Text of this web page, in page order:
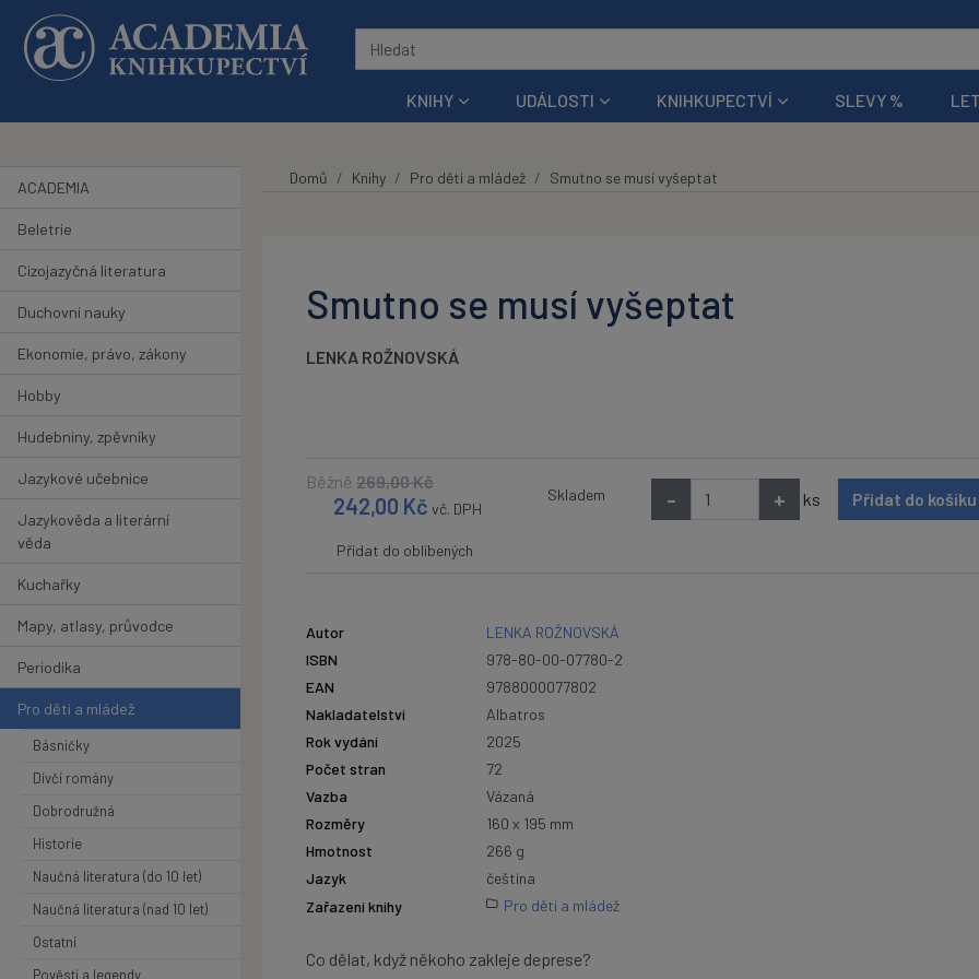
Přeskočit na hlavní obsah
KNIHY UDÁLOSTI KNIHKUPECTVÍ SLEVY %
ACADEMIA
Beletrie
Cizojazyčná literatura
Duchovní nauky
Ekonomie, právo, zákony
Hobby
Hudebniny, zpěvníky
Jazykové učebnice
Jazykověda a literární
věda
Kuchařky
Mapy, atlasy, průvodce
Periodika
Pro děti a mládež
Básničky
Dívčí romány
Dobrodružná
Historie
Naučná literatura (do 10 let)
Naučná literatura (nad 10 let)
Ostatní
Pověsti a legendy
Domů Knihy Pro děti a mládež Smutno se musí vyšeptat
Smutno se musí vyšeptat
LENKA ROŽNOVSKÁ
Běžně 269,00Kč
242,00 Kč vč. DPH
Skladem - + ks Přidat do košíku
Přidat do oblíbených
Autor
LENKA ROŽNOVSKÁ
ISBN
978-80-00-07780-2
EAN
9788000077802
Nakladatelství
Albatros
Rok vydání
2025
Počet stran
72
Vazba
Vázaná
Rozměry
160 x 195 mm
Hmotnost
266 g
Jazyk
čeština
Zařazení knihy
Pro děti a mládež
Co dělat, když někoho zakleje deprese?